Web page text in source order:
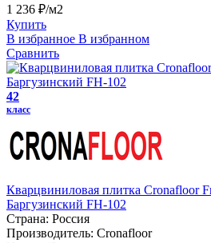
1 236 ₽/м2
Купить
В избранное В избранном
Сравнить
42
класс
Кварцвиниловая плитка Cronafloor
Баргузинский FH-102
Страна: Россия
Производитель: Cronafloor